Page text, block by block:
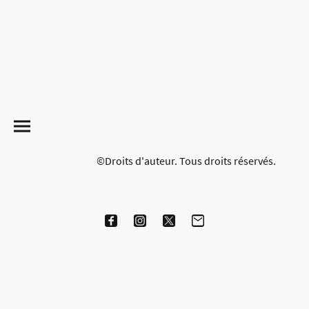
©Droits d'auteur. Tous droits réservés.